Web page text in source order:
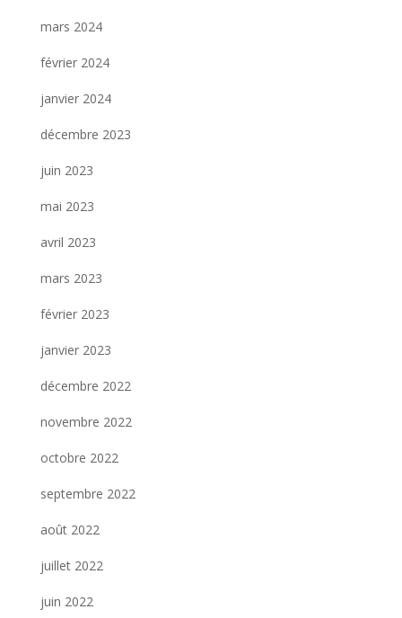
mars 2024
février 2024
janvier 2024
décembre 2023
juin 2023
mai 2023
avril 2023
mars 2023
février 2023
janvier 2023
décembre 2022
novembre 2022
octobre 2022
septembre 2022
août 2022
juillet 2022
juin 2022